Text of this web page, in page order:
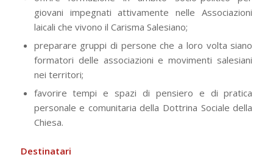
giovani impegnati attivamente nelle Associazioni
laicali che vivono il Carisma Salesiano;
preparare gruppi di persone che a loro volta siano
formatori delle associazioni e movimenti salesiani
nei territori;
favorire tempi e spazi di pensiero e di pratica
personale e comunitaria della Dottrina Sociale della
Chiesa.
Destinatari